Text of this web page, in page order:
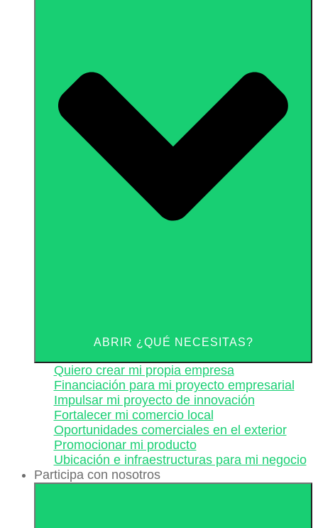
ABRIR ¿QUÉ NECESITAS?
Quiero crear mi propia empresa
Financiación para mi proyecto empresarial
Impulsar mi proyecto de innovación
Fortalecer mi comercio local
Oportunidades comerciales en el exterior
Promocionar mi producto
Ubicación e infraestructuras para mi negocio
Participa con nosotros